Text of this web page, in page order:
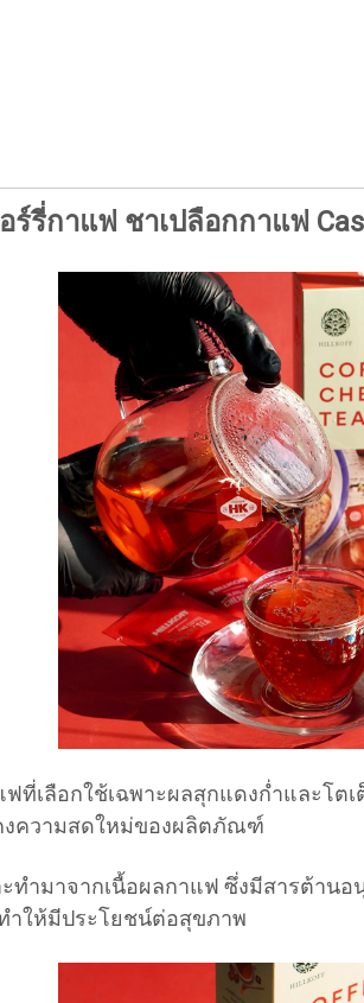
ร์รี่กาแฟ ชาเปลือกกาแฟ
ที่เลือกใช้เฉพาะผลสุกแดงก่ำและโ
คงความสดใหม่ของผลิตภัณฑ์
ทำมาจากเนื้อผลกาแฟ ซึ่งมีสารต้า
ำให้มีประโยชน์ต่อสุขภาพ